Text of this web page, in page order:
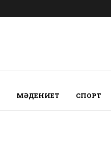
МӘДЕНИЕТ СПОРТ